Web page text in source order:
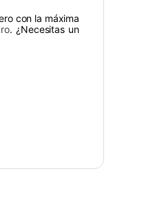
con la máxima
. ¿Necesitas un